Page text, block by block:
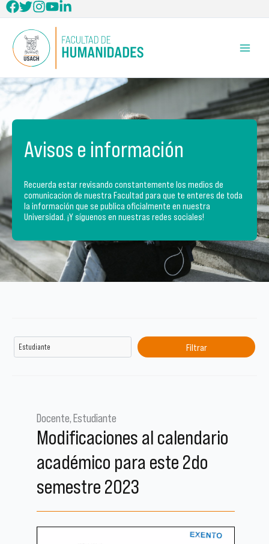
al
contenido
Avisos e información
Recuerda estar revisando constantemente los medios de
comunicacion de nuestra Facultad para que te enteres de toda
la información que se publica oficialmente en nuestra
Universidad. ¡Y síguenos en nuestras redes sociales!
Docente, Estudiante
Modificaciones al calendario
académico para este 2do
semestre 2023